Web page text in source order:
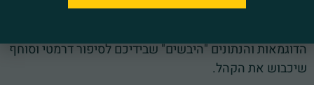
שלכם, איך להתאים את הסיפור שאתם מספרים לקהל באופן
הדוגמאות והנתונים "היבשים" שבידיכם לסיפור דרמטי וסוחף
שיכבוש את הקהל.